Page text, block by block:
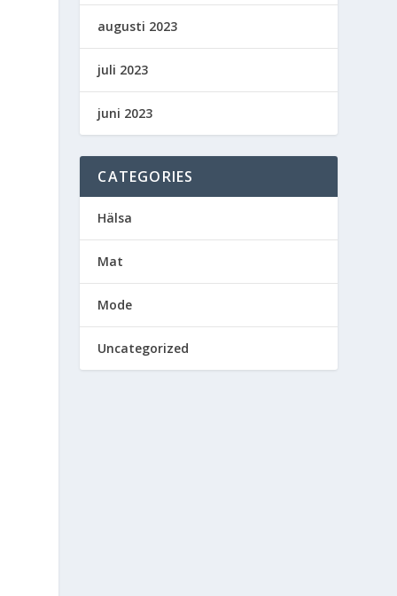
augusti 2023
juli 2023
juni 2023
CATEGORIES
Hälsa
Mat
Mode
Uncategorized